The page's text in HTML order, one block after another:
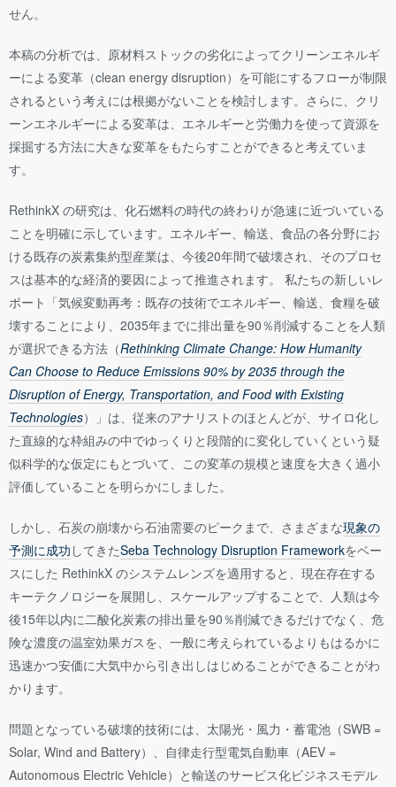
せん。
本稿の分析では、原材料ストックの劣化によってクリーンエネルギ
ーによる変革（clean energy disruption）を可能にするフローが制限
されるという考えには根拠がないことを検討します。さらに、クリ
ーンエネルギーによる変革は、エネルギーと労働力を使って資源を
採掘する方法に大きな変革をもたらすことができると考えていま
す。
RethinkX の研究は、化石燃料の時代の終わりが急速に近づいている
ことを明確に示しています。エネルギー、輸送、食品の各分野にお
ける既存の炭素集約型産業は、今後20年間で破壊され、そのプロセ
スは基本的な経済的要因によって推進されます。 私たちの新しいレ
ポート「気候変動再考：既存の技術でエネルギー、輸送、食糧を破
壊することにより、2035年までに排出量を90％削減することを人類
が選択できる方法（Rethinking Climate Change: How Humanity
Can Choose to Reduce Emissions 90% by 2035 through the
Disruption of Energy, Transportation, and Food with Existing
Technologies）」は、従来のアナリストのほとんどが、サイロ化し
た直線的な枠組みの中でゆっくりと段階的に変化していくという疑
似科学的な仮定にもとづいて、この変革の規模と速度を大きく過小
評価していることを明らかにしました。
しかし、石炭の崩壊から石油需要のピークまで、さまざまな現象の
予測に成功 してきたSeba Technology Disruption Frameworkをベー
スにした RethinkX のシステムレンズを適用すると、現在存在する
キーテクノロジーを展開し、スケールアップすることで、人類は今
後15年以内に二酸化炭素の排出量を90％削減できるだけでなく、危
険な濃度の温室効果ガスを、一般に考えられているよりもはるかに
迅速かつ安価に大気中から引き出しはじめることができることがわ
かります。
問題となっている破壊的技術には、太陽光・風力・蓄電池（SWB =
Solar, Wind and Battery）、自律走行型電気自動車（AEV =
Autonomous Electric Vehicle）と輸送のサービス化ビジネスモデル